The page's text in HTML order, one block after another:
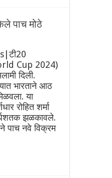
पाच मोठे
Cup 2024)
दिली.
भारताने आठ
या
रोहित शर्मा
झळकावले.
पाच नवे विक्रम